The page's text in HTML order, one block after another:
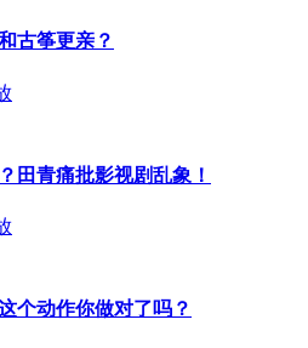
古筝更亲？
田青痛批影视剧乱象！
个动作你做对了吗？